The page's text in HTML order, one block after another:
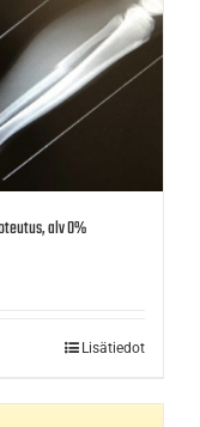
alv 0%
Lisätiedot